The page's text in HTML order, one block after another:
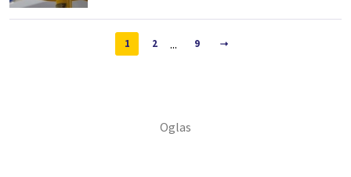
1 2 ... 9